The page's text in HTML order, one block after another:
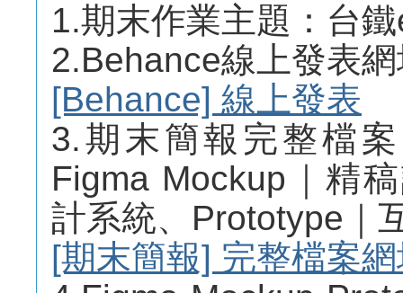
1.期末作業主題：台
2.Behance線上發表
[Behance] 線上發表
3.期末簡報完整檔
Figma Mockup｜精
計系統、Prototype｜
[期末簡報] 完整檔案